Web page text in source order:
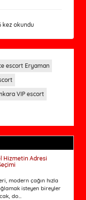
kez okundu
escort Eryaman
VIP escort
Hizmetin Adresi
modern çağın hızla
isteyen bireyler
do...